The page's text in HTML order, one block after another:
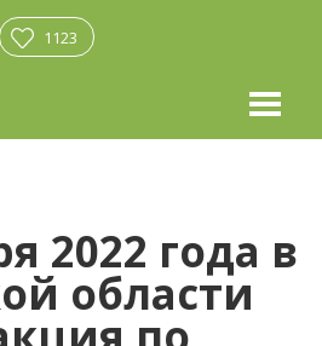
1123
2022 года в
области